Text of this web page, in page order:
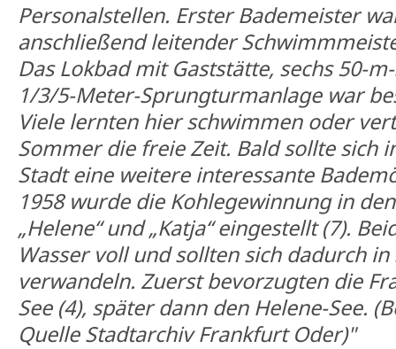
Personalstellen. Erster Bademeister
anschließend leitender
Das Lokbad mit Gaststätte, sechs 50-
1/3/5-Meter-Sprungturmanlage war
Viele lernten hier schwimmen oder
Sommer die freie Zeit. Bald sollte sich
Stadt eine weitere interessante
1958 wurde die Kohlegewinnung in
„Helene“ und „Katja“ eingestellt (7).
Wasser voll und sollten sich dadurch
verwandeln. Zuerst bevorzugten die
See (4), später dann den Helene-See.
Quelle Stadtarchiv Frankfurt Oder)"